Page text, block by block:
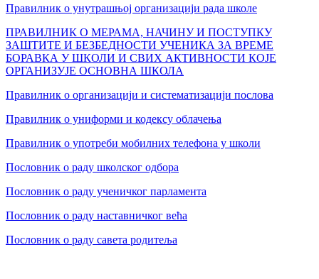
Правилник о унутрашњој организацији рада школе
ПРАВИЛНИК О МЕРАМА, НАЧИНУ И ПОСТУПКУ
ЗАШТИТЕ И БЕЗБЕДНОСТИ УЧЕНИКА ЗА ВРЕМЕ
БОРАВКА У ШКОЛИ И СВИХ АКТИВНОСТИ КОЈЕ
ОРГАНИЗУЈЕ ОСНОВНА ШКОЛА
Правилник о организацији и систематизацији послова
Правилник о униформи и кодексу облачења
Правилник о употреби мобилних телефона у школи
Пословник о раду школског одбора
Пословник о раду ученичког парламента
Пословник о раду наставничког већа
Пословник о раду савета родитеља